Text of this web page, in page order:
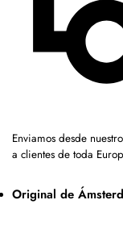
Enviamos desde
a clientes de toda
Original de